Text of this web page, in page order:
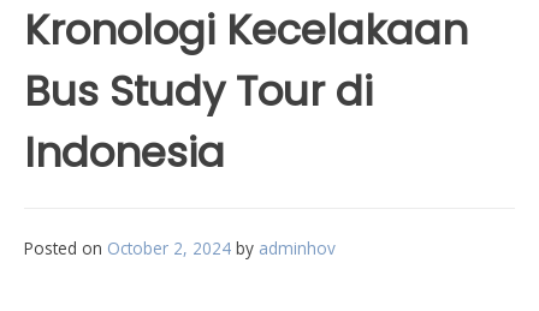
Kronologi Kecelakaan
Bus Study Tour di
Indonesia
Posted on October 2, 2024 by adminhov